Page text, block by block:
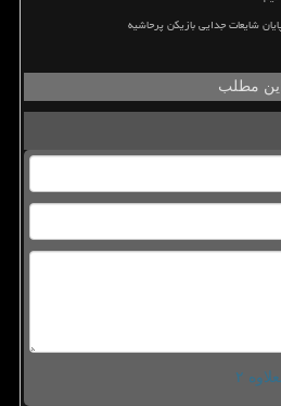
شایعات جدایی بازیکن پرحاشیه
این مطلب